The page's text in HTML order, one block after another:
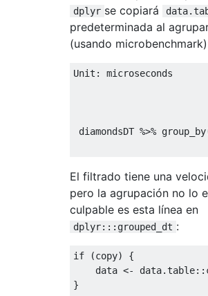
dplyr se copiará
predeterminada al
(usando
Unit: microseconds
diamondsDT %>%
El filtrado tiene una
pero la agrupación no lo
culpable es esta línea en
dplyr:::grouped_dt :
if (copy) {
data <-